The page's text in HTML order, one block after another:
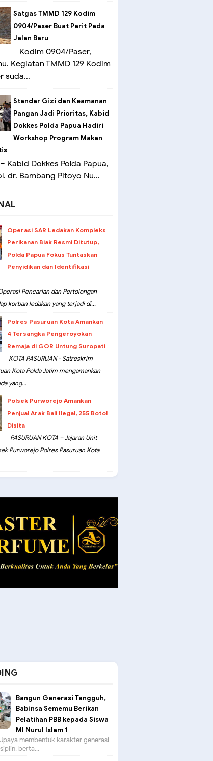
Satgas TMMD 129 Kodim
0904/Paser Buat Parit Pada
Jalan Baru
Kodim 0904/Paser,
Kegiatan TMMD 129 Kodim
suda...
Standar Gizi dan Keamanan
Pangan Jadi Prioritas, Kabid
Dokkes Polda Papua Hadiri
Workshop Program Makan
Kabid Dokkes Polda Papua,
dr. Bambang Pitoyo Nu...
Operasi SAR Ledakan Kompleks
Perikanan Biak Resmi Ditutup,
Polda Papua Fokus Tuntaskan
Penyidikan dan Identifikasi
Pencarian dan Pertolongan
korban ledakan yang terjadi di...
Polres Pasuruan Kota Amankan
4 Tersangka Pengeroyokan
Remaja di GOR Untung Suropati
KOTA PASURUAN - Satreskrim
Kota Polda Jatim mengamankan
yang...
Polsek Purworejo Amankan
Penjual Arak Bali Ilegal, 255 Botol
Disita
PASURUAN KOTA – Jajaran Unit
Purworejo Polres Pasuruan Kota
Bangun Generasi Tangguh,
Babinsa Sememu Berikan
Pelatihan PBB kepada Siswa
MI Nurul Islam 1
membentuk karakter generasi
berta...